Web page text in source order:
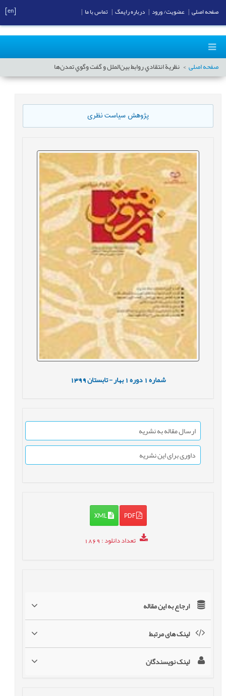
صفحه اصلی نظرية‌ انتقادي‌ روابط‌ بين‌الملل‌ و گفت ‌وگوي‌ تمدن‌ها
پژوهش سیاست نظری
شماره1 دوره1 بهار - تابستان1399
ارسال مقاله به نشریه
داوری برای این نشریه
PDF
XML
تعداد دانلود: 1869
ارجاع به این مقاله
لینک های مرتبط
لینک نویسندگان
صفحه اصلی عضویت/ ورود درباره رایمگ تماس با ما